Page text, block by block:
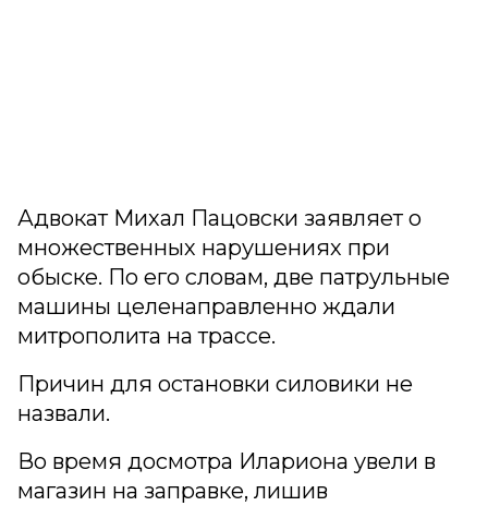
Адвокат Михал Пацовски заявляет о
множественных нарушениях при
обыске. По его словам, две патрульные
машины целенаправленно ждали
митрополита на трассе.
Причин для остановки силовики не
назвали.
Во время досмотра Илариона увели в
магазин на заправке, лишив